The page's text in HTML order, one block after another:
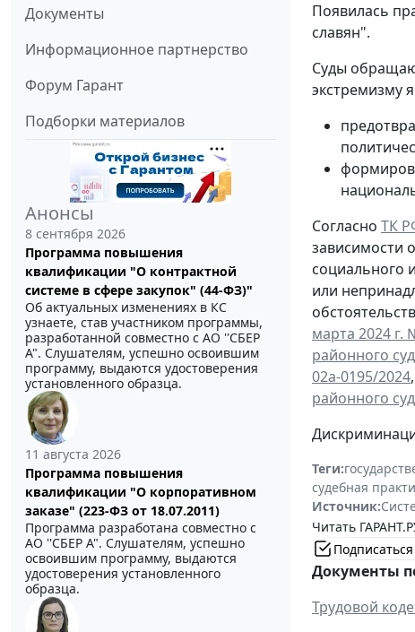
Документы
Информационное партнерство
Форум Гарант
Подборки материалов
Анонсы
8 сентября 2026
Программа повышения
квалификации "О контрактной
системе в сфере закупок" (44-ФЗ)"
Об актуальных изменениях в КС
узнаете, став участником программы,
разработанной совместно с АО ''СБЕР
А". Слушателям, успешно освоившим
программу, выдаются удостоверения
установленного образца.
11 августа 2026
Программа повышения
квалификации "О корпоративном
заказе" (223-ФЗ от 18.07.2011)
Программа разработана совместно с
АО ''СБЕР А". Слушателям, успешно
освоившим программу, выдаются
удостоверения установленного
образца.
Появилась
славян".
Суды
экстремизму
Согласно ТК
зависимости
социального
или
марта 2024 г.
районного
02а-0195/2024,
районного
Теги:
судебная
Источник:
Читать
Документы
Трудовой